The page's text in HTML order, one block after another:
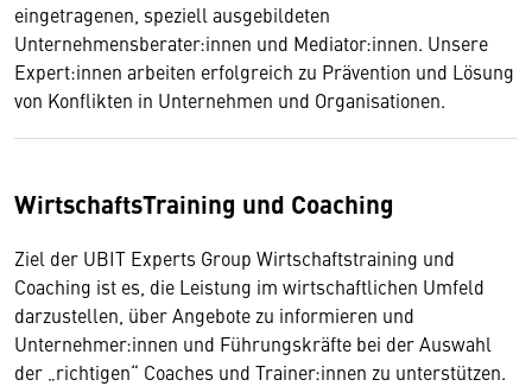
eingetragenen, speziell ausgebildeten
Unternehmensberater:innen und Mediator:innen. Unsere
Expert:innen arbeiten erfolgreich zu Prävention und Lösung
von Konflikten in Unternehmen und Organisationen.
WirtschaftsTraining und Coaching
Ziel der UBIT Experts Group Wirtschaftstraining und
Coaching ist es, die Leistung im wirtschaftlichen Umfeld
darzustellen, über Angebote zu informieren und
Unternehmer:innen und Führungskräfte bei der Auswahl
der „richtigen“ Coaches und Trainer:innen zu unterstützen.